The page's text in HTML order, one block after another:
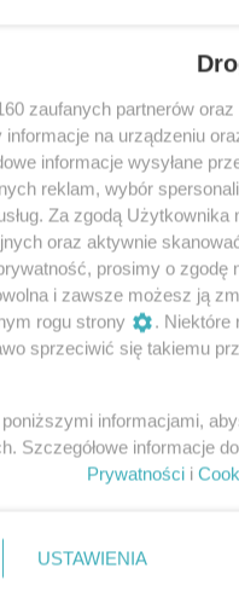
Klan. Stetson
bohater bez peleryny.
wojnę Ku...
zaufanych partnerów
informacje na urządzeniu
informacje wysyłane
reklam, wybór
Za zgodą
oraz aktywnie
prosimy o zgodę
i zawsze możesz ją
rogu strony
. Niektóre
sprzeciwić się takiemu
informacjami,
Szczegółowe informacje
Prywatności i
USTAWIENIA